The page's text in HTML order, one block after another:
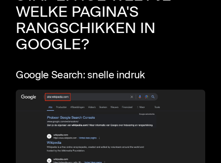
WELKE PAGINA'S
RANGSCHIKKEN IN
GOOGLE?
Google Search: snelle indruk